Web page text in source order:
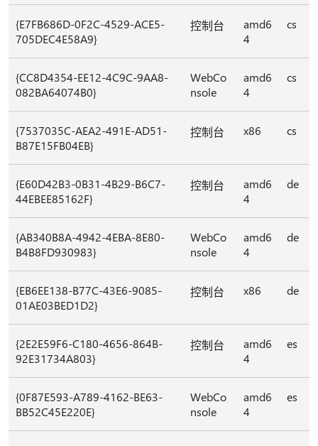
{E7FB686D-0F2C-4529-ACE5-
705DEC4E58A9}
控制台
amd6
4
cs
{CC8D4354-EE12-4C9C-9AA8-
082BA64074B0}
WebCo
nsole
amd6
4
cs
{7537035C-AEA2-491E-AD51-
B87E15FB04EB}
控制台 x86 cs
{E60D42B3-0B31-4B29-B6C7-
44EBEE85162F}
控制台
amd6
4
de
{AB340B8A-4942-4EBA-8E80-
B4B8FD930983}
WebCo
nsole
amd6
4
de
{EB6EE138-B77C-43E6-9085-
01AE03BED1D2}
控制台 x86 de
{2E2E59F6-C180-4656-864B-
92E31734A803}
控制台
amd6
4
es
{0F87E593-A789-4162-BE63-
BB52C45E220E}
WebCo
nsole
amd6
4
es